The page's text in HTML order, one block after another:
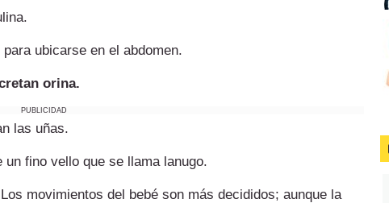
ubicarse en el abdomen.
orina.
PUBLICIDAD
las uñas.
fino vello que se llama lanugo.
movimientos del bebé son más decididos; aunque la